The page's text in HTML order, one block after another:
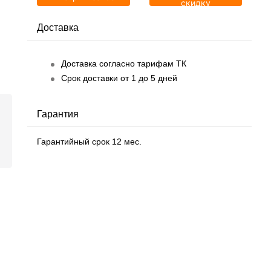
скидку
Доставка
Доставка согласно тарифам ТК
Срок доставки от 1 до 5 дней
Гарантия
Гарантийный срок 12 мес.